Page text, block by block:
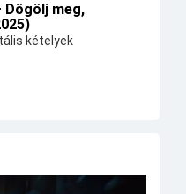
Dögölj meg,
kételyek